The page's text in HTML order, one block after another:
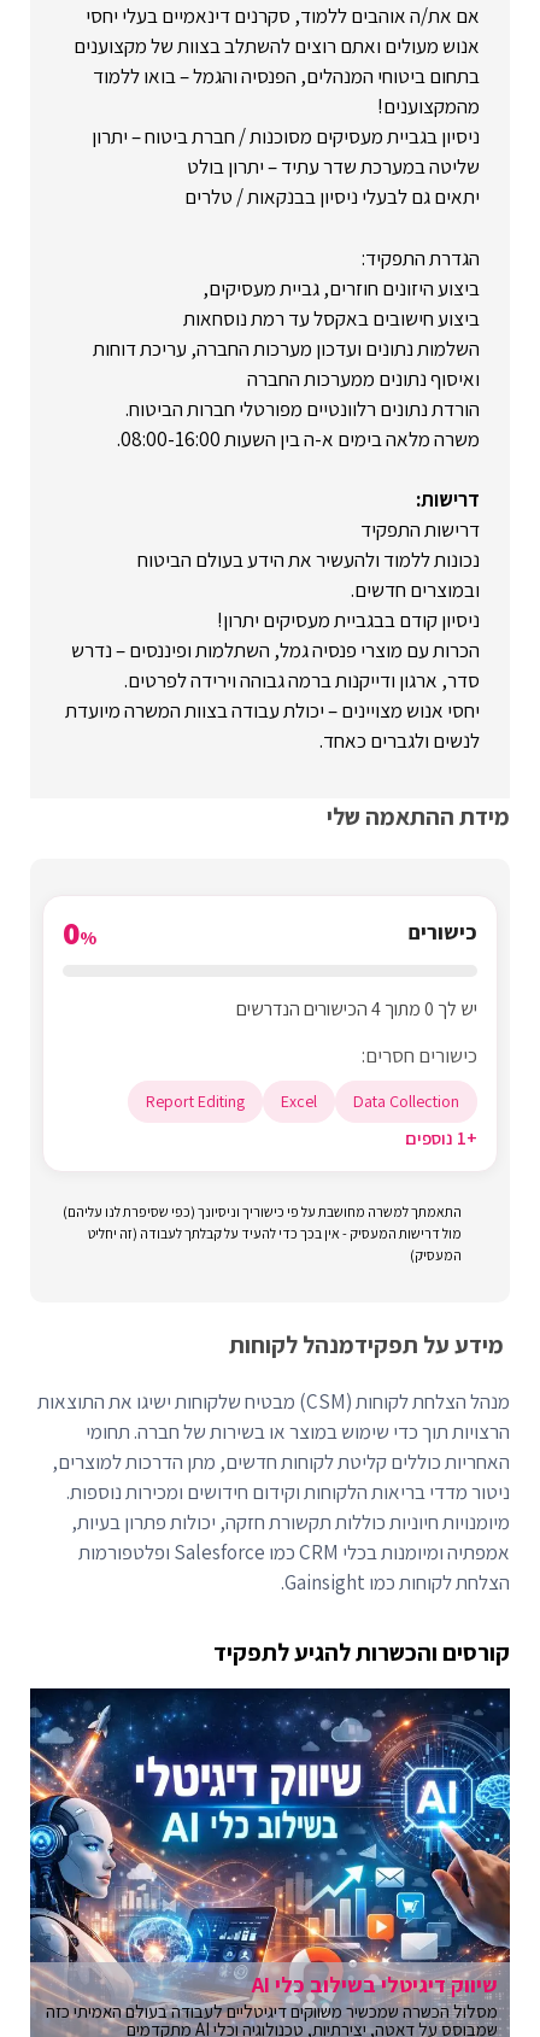
אם את/ה אוהבים ללמוד, סקרנים דינאמיים בעלי יחסי
אנוש מעולים ואתם רוצים להשתלב בצוות של מקצוענים
בתחום ביטוחי המנהלים, הפנסיה והגמל – בואו ללמוד
מהמקצוענים!
ניסיון בגביית מעסיקים מסוכנות / חברת ביטוח – יתרון
שליטה במערכת שדר עתיד – יתרון בולט
יתאים גם לבעלי ניסיון בבנקאות / טלרים
הגדרת התפקיד:
ביצוע היזונים חוזרים, גביית מעסיקים,
ביצוע חישובים באקסל עד רמת נוסחאות
השלמות נתונים ועדכון מערכות החברה, עריכת דוחות
ואיסוף נתונים ממערכות החברה
הורדת נתונים רלוונטיים מפורטלי חברות הביטוח.
משרה מלאה בימים א-ה בין השעות 08:00-16:00.
דרישות:
דרישות התפקיד
נכונות ללמוד ולהעשיר את הידע בעולם הביטוח
ובמוצרים חדשים.
ניסיון קודם בבגביית מעסיקים יתרון!
הכרות עם מוצרי פנסיה גמל, השתלמות ופיננסים – נדרש
סדר, ארגון ודייקנות ברמה גבוהה וירידה לפרטים.
יחסי אנוש מצויינים – יכולת עבודה בצוות המשרה מיועדת
לנשים ולגברים כאחד.
מידת ההתאמה שלי
כישורים 0%
יש לך 0 מתוך 4 הכישורים הנדרשים
כישורים חסרים:
Data Collection
Excel
Report Editing
+1 נוספים
התאמתך למשרה מחושבת על פי כישוריך וניסיונך (כפי שסיפרת לנו עליהם)
מול דרישות המעסיק - אין בכך כדי להעיד על קבלתך לעבודה (זה יחליט
המעסיק)
מידע על תפקידמנהל לקוחות
מנהל הצלחת לקוחות (CSM) מבטיח שלקוחות ישיגו את התוצאות
הרצויות תוך כדי שימוש במוצר או בשירות של חברה. תחומי
האחריות כוללים קליטת לקוחות חדשים, מתן הדרכות למוצרים,
ניטור מדדי בריאות הלקוחות וקידום חידושים ומכירות נוספות.
מיומנויות חיוניות כוללות תקשורת חזקה, יכולות פתרון בעיות,
אמפתיה ומיומנות בכלי CRM כמו Salesforce ופלטפורמות
הצלחת לקוחות כמו Gainsight.
קורסים והכשרות להגיע לתפקיד
שיווק דיגיטלי בשילוב כלי AI
מסלול הכשרה שמכשיר משווקים דיגיטליים לעבודה בעולם האמיתי כזה
שמבוסס על דאטה, יצירתיות, טכנולוגיה וכלי AI מתקדמים